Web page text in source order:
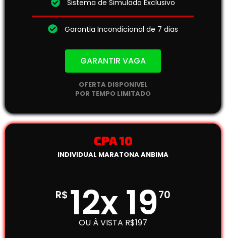
Sistema de Simulado Exclusivo
Garantia Incondicional de 7 dias
GARANTIR VAGA
OFERTA DISPONIVEL
POR TEMPO LIMITADO
CPA 10
INDIVIDUAL MARATONA ANBIMA
R$ 12x 1970
OU À VISTA R$197